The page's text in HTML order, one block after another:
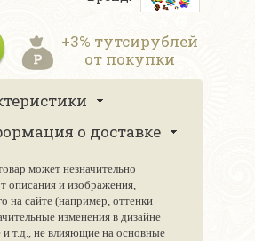
+3% тутсирублей
от покупки
о доставке
может незначительно
описания и изображения,
на сайте (например, оттенки
изменения в дизайне
и т.д., не влияющие на основные